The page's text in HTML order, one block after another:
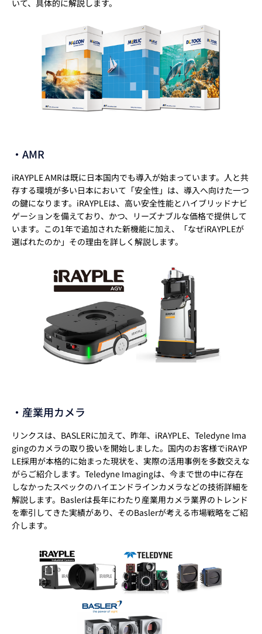
いて、具体的に解説します。
・AMR
iRAYPLE AMRは既に日本国内でも導入が始まっています。人と共
存する環境が多い日本において「安全性」は、導入へ向けた一つ
の鍵になります。iRAYPLEは、高い安全性能とハイブリッドナビ
ゲーションを備えており、かつ、リーズナブルな価格で提供して
います。この1年で追加された新機能に加え、「なぜiRAYPLEが
選ばれたのか」その理由を詳しく解説します。
・産業用カメラ
リンクスは、BASLERに加えて、昨年、iRAYPLE、Teledyne Ima
gingのカメラの取り扱いを開始しました。国内のお客様でiRAYP
LE採用が本格的に始まった現状を、実際の活用事例を多数交えな
がらご紹介します。Teledyne Imagingは、今まで世の中に存在
しなかったスペックのハイエンドラインカメラなどの技術詳細を
解説します。Baslerは長年にわたり産業用カメラ業界のトレンド
を牽引してきた実績があり、そのBaslerが考える市場戦略をご紹
介します。